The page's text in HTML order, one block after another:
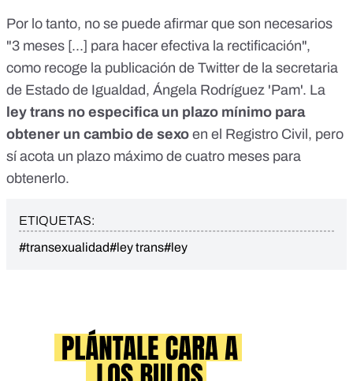
Por lo tanto, no se puede afirmar que son necesarios
"3 meses [...] para hacer efectiva la rectificación",
como recoge la publicación de Twitter de la secretaria
de Estado de Igualdad, Ángela Rodríguez 'Pam'. La
ley trans no especifica un plazo mínimo para
obtener un cambio de sexo en el Registro Civil, pero
sí acota un plazo máximo de cuatro meses para
obtenerlo.
ETIQUETAS:
#transexualidad#ley trans#ley